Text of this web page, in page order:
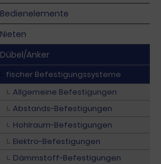
Bedienelemente
Nieten
Dübel/Anker
fischer Befestigungssysteme
Allgemeine Befestigungen
Abstands-Befestigungen
Hohlraum-Befestigungen
Elektro-Befestigungen
Dämmstoff-Befestigungen